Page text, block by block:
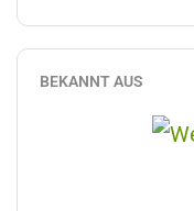
BEKANNT AUS